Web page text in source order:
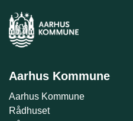
Aarhus Kommune
Aarhus Kommune
Rådhuset